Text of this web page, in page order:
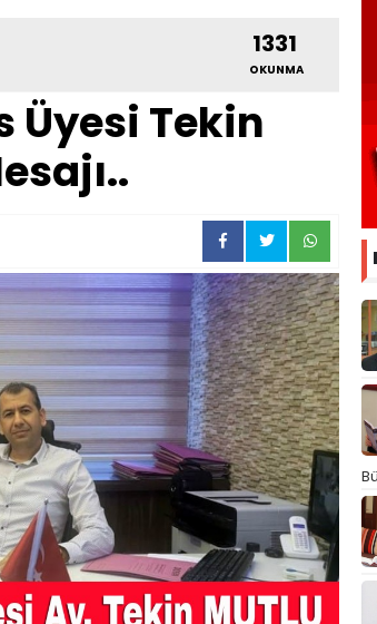
1331
OKUNMA
Üyesi Tekin